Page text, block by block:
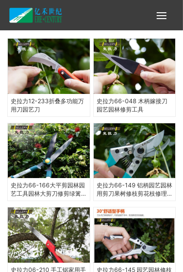
史拉力12-233折叠多功能万
用刀园艺刀
史拉力66-048 木柄嫁接刀
园艺园林修剪工具
史拉力66-166大平剪园林园
艺工具园林大剪刀修剪绿篱
史拉力66-149 铝柄园艺园林
用剪刀果树修枝剪花枝修理
史拉力06-210 手工锯家用手
史拉力66-145 园艺园林修枝